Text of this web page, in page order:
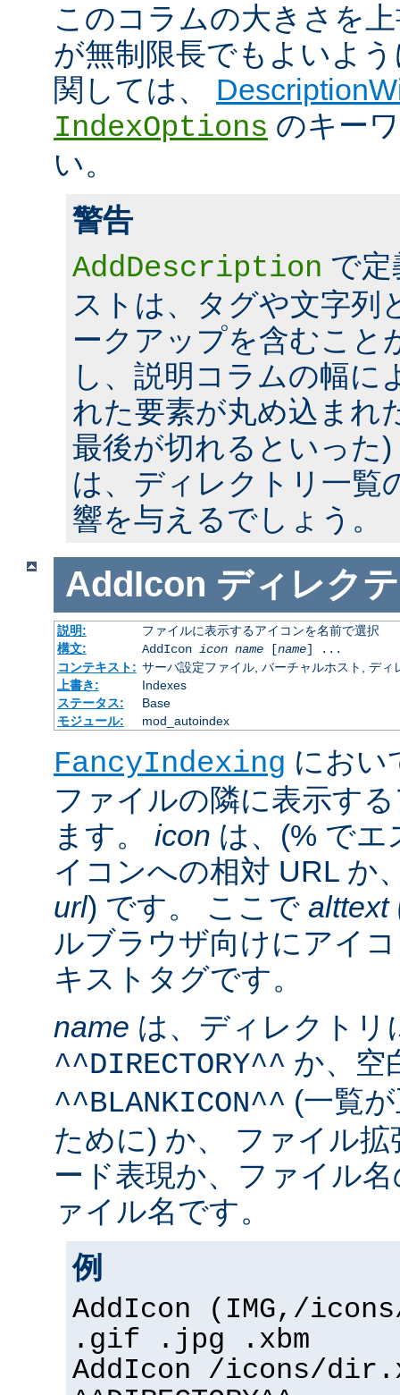
このコラムの大きさを
が無制限長でもよいよ
関しては、
IndexOptions のキー
い。
警告
AddDescription で
ストは、タグや文字列
ークアップを含むこと
し、説明コラムの幅に
れた要素が丸め込まれ
最後が切れるといった
は、ディレクトリ一覧
響を与えるでしょう。
AddIcon ディレク
説明:
ファイルに表示するアイコンを名前で選択
構文:
AddIcon icon name[name] ...
コンテキスト: サーバ設定ファイル, バーチャルホスト, ディ
上書き:
Indexes
ステータス:
Base
モジュール:
mod_autoindex
FancyIndexing にお
ファイルの隣に表示す
ます。 icon は、(% でエ
イコンへの相対 URL か
url) です。 ここで alttext
ルブラウザ向けにアイ
キストタグです。
name は、ディレクトリ
^^DIRECTORY^^ か、空
^^BLANKICON^^ (一覧
ために) か、 ファイル
ード表現か、ファイル
ァイル名です。
例
AddIcon (IMG,/
.gif .jpg .xbm
AddIcon /icons/